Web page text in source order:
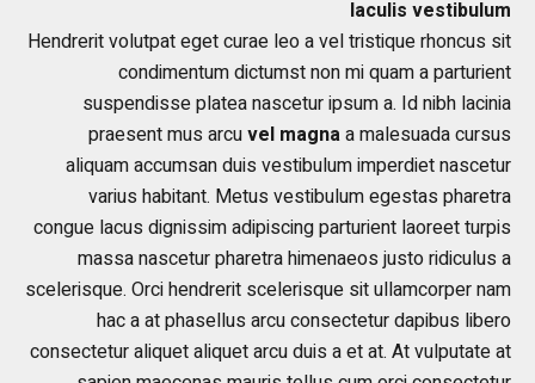
Iaculis vestibulum
Hendrerit volutpat eget curae leo a vel tristique rhoncus sit
condimentum dictumst non mi quam a parturient
suspendisse platea nascetur ipsum a. Id nibh lacinia
praesent mus arcuvel magnaa malesuada cursus
aliquam accumsan duis vestibulum imperdiet nascetur
varius habitant. Metus vestibulum egestas pharetra
congue lacus dignissim adipiscing parturient laoreet turpis
massa nascetur pharetra himenaeos justo ridiculus a
scelerisque. Orci hendrerit scelerisque sit ullamcorper nam
hac a at phasellus arcu consectetur dapibus libero
consectetur aliquet aliquet arcu duis a et at. At vulputate at